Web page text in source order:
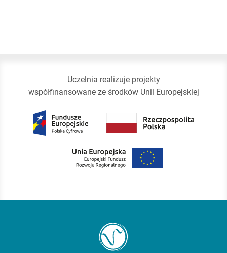
Uczelnia realizuje projekty
współfinansowane ze środków Unii Europejskiej